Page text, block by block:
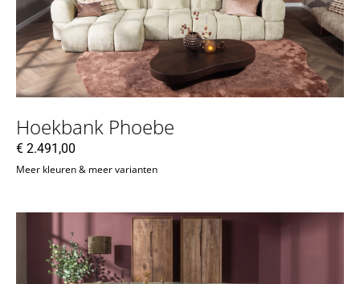
Hoekbank Phoebe
€ 2.491,00
Meer kleuren & meer varianten